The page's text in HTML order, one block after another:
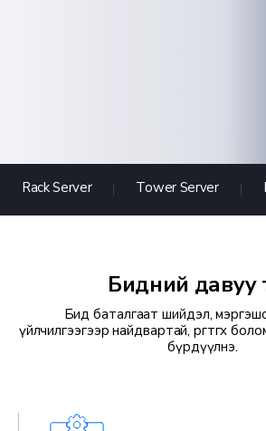
Rack Server Tower Server
Бидний давуу
Бид баталгаат шийдэл,
үйлчилгээгээр найдвартай, өргөтгөх
бүрдүүлнэ.